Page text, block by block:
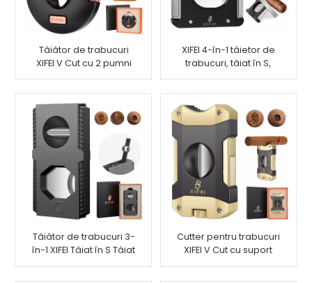
Tăiător de trabucuri
XIFEI V Cut cu 2 pumni
XIFEI 4-în-1 tăietor de
trabucuri, tăiat în S,
tăiat în V, stand cu
Tăiător de trabucuri 3-
în-1 XIFEI Tăiat în S Tăiat
în V Tăiat cu pumn
Cutter pentru trabucuri
XIFEI V Cut cu suport
pentru perforarea